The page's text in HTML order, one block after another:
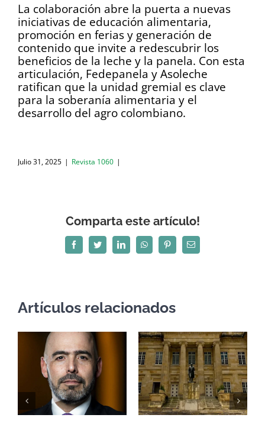
La colaboración abre la puerta a nuevas
iniciativas de educación alimentaria,
promoción en ferias y generación de
contenido que invite a redescubrir los
beneficios de la leche y la panela. Con esta
articulación, Fedepanela y Asoleche
ratifican que la unidad gremial es clave
para la soberanía alimentaria y el
desarrollo del agro colombiano.
Julio 31, 2025 | Revista 1060 |
Comparta este artículo!
FacebookTwitterLinkedInWhatsAppPinterestCorreo
electrónico
Artículos relacionados